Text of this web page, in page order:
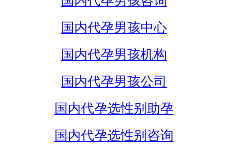
国内代孕男孩中心
国内代孕男孩机构
国内代孕男孩公司
国内代孕选性别助孕
国内代孕选性别咨询